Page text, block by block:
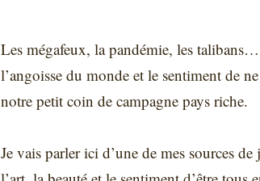
Les mégafeux, la pandémie, les
l’angoisse du monde et le sentiment de
notre petit coin de campagne pays riche.
Je vais parler ici d’une de mes sources